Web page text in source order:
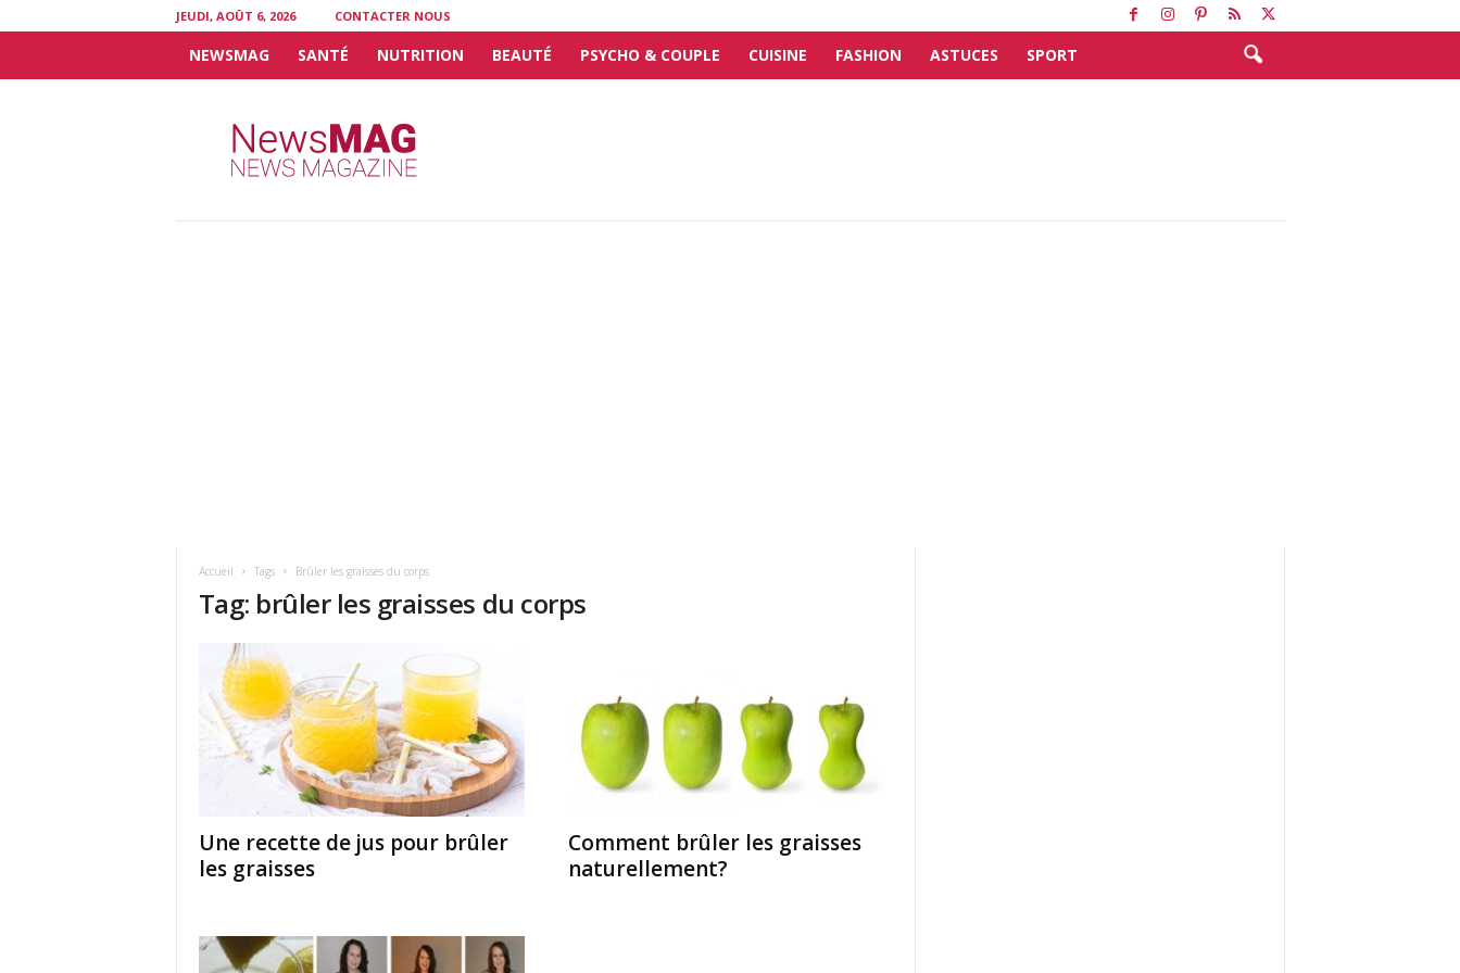
JEUDI, AOÛT 6, 2026 CONTACTER NOUS
NEWSMAG SANTÉ NUTRITION BEAUTÉ PSYCHO & COUPLE CUISINE FASHION ASTUCES SPORT
Accueil Tags Brûler les graisses du corps
Tag: brûler les graisses du corps
Une recette de jus pour brûler
les graisses
Comment brûler les graisses
naturellement?